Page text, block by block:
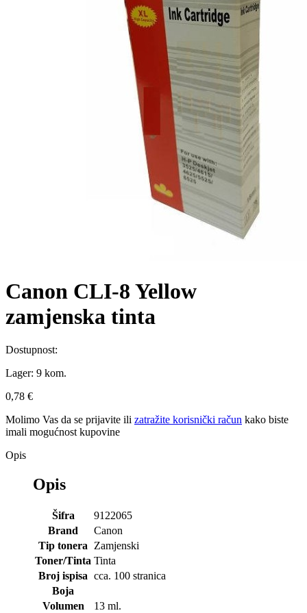
Canon CLI-8 Yellow
zamjenska tinta
Dostupnost:
Lager: 9 kom.
0,78 €
Molimo Vas da se prijavite ili zatražite korisnički račun kako biste
imali mogućnost kupovine
Opis
Opis
Šifra
9122065
Brand
Canon
Tip tonera
Zamjenski
Toner/Tinta Tinta
Broj ispisa cca. 100 stranica
Boja
Volumen
13 ml.